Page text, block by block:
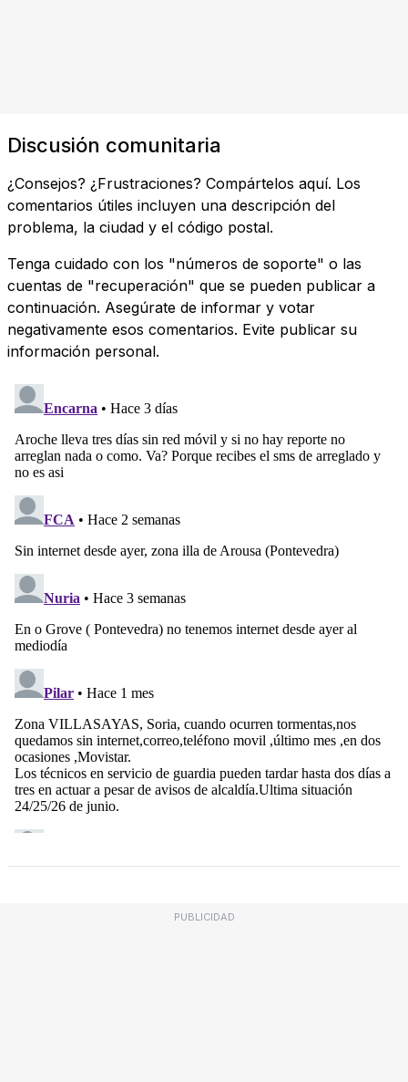
Discusión comunitaria
¿Consejos? ¿Frustraciones? Compártelos aquí. Los
comentarios útiles incluyen una descripción del
problema, la ciudad y el código postal.
Tenga cuidado con los "números de soporte" o las
cuentas de "recuperación" que se pueden publicar a
continuación. Asegúrate de informar y votar
negativamente esos comentarios. Evite publicar su
información personal.
PUBLICIDAD